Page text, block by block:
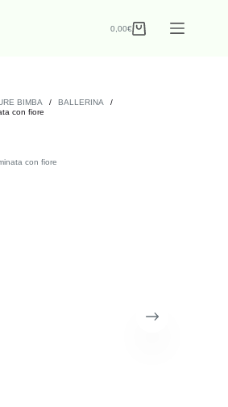
0,00€
BIMBA / BALLERINA
/
con fiore